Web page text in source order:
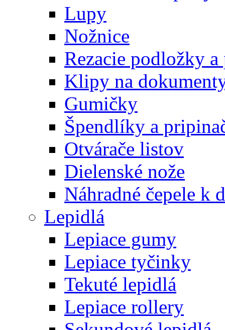
Lupy
Nožnice
Rezacie podložky
Klipy na
Gumičky
Špendlíky a
Otvárače listov
Dielenské nože
Náhradné čepele k
Lepidlá
Lepiace gumy
Lepiace tyčinky
Tekuté lepidlá
Lepiace rollery